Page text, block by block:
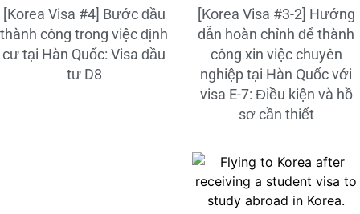
[Korea Visa #4] Bước đầu
thành công trong việc định
cư tại Hàn Quốc: Visa đầu
tư D8
[Korea Visa #3-2] Hướng
dẫn hoàn chỉnh để thành
công xin việc chuyên
nghiệp tại Hàn Quốc với
visa E-7: Điều kiện và hồ
sơ cần thiết